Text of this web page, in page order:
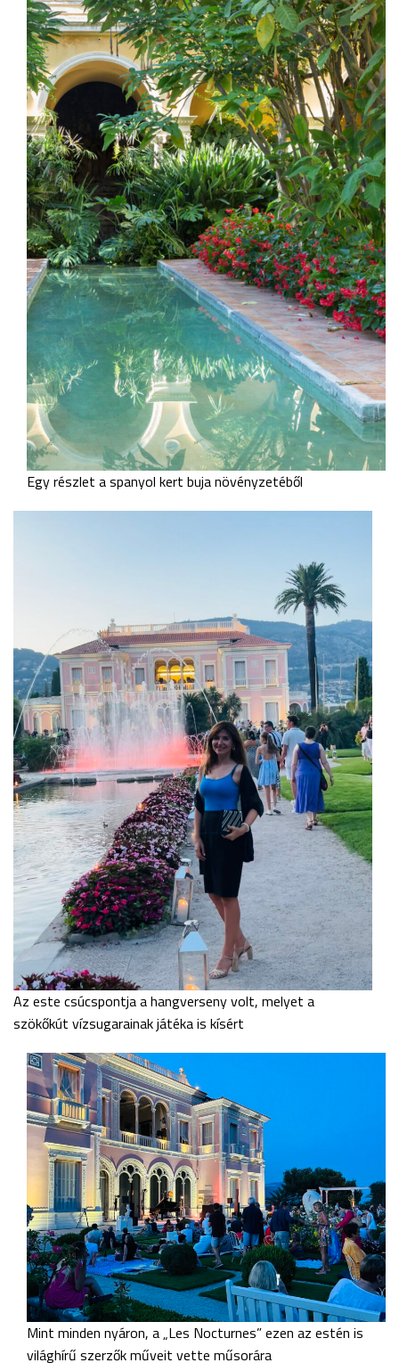
Egy részlet a spanyol kert buja növényzetéből
Az este csúcspontja a hangverseny volt, melyet a
szökőkút vízsugarainak játéka is kísért
Mint minden nyáron, a „Les Nocturnes” ezen az estén is
világhírű szerzők műveit vette műsorára